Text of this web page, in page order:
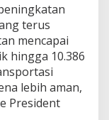
terus
mencapai
hingga 10.386
lebih aman,
President